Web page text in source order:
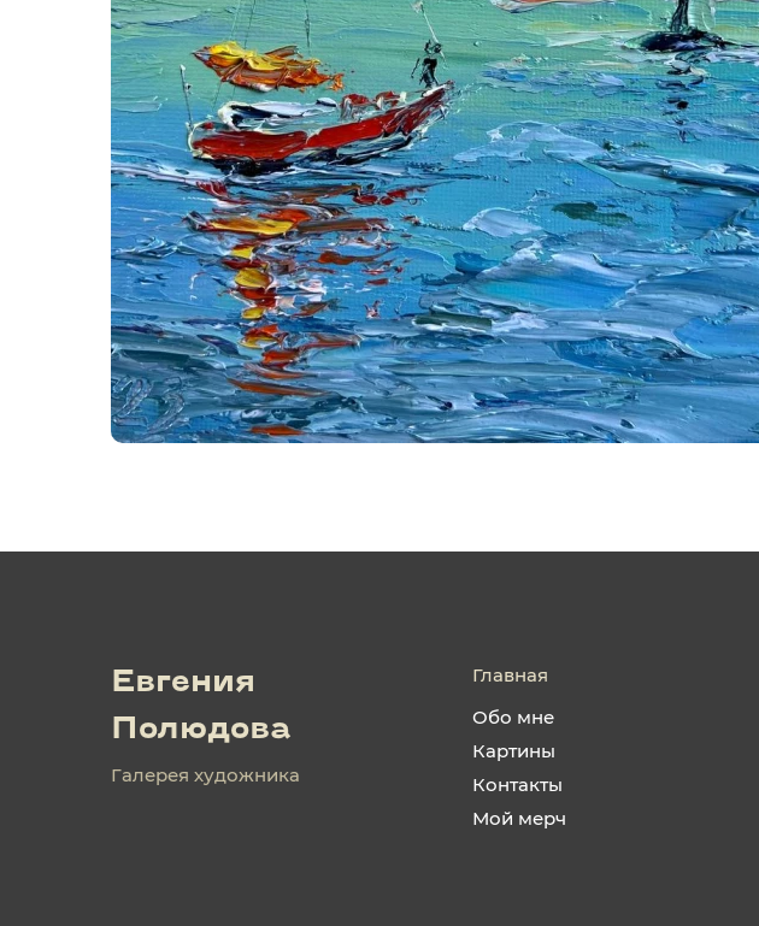
Евгения
Полюдова
Галерея художника
Главная
Обо мне
Картины
Контакты
Мой мерч